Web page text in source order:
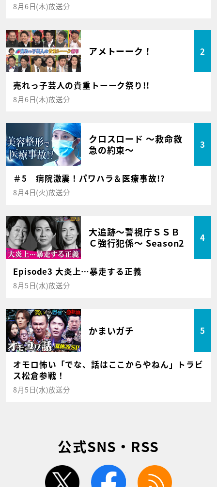
8月6日(木)放送分
アメトーーク！ 2
売れっ子芸人の貴重トーーク祭り!!
8月6日(木)放送分
クロスロード ～救命救
急の約束～
3
＃5 病院激震！パワハラ＆医療事故!?
8月4日(火)放送分
大追跡～警視庁ＳＳＢ
Ｃ強行犯係～ Season2
4
Episode3 大炎上…暴走する正義
8月5日(水)放送分
かまいガチ 5
オモロ怖い「でな、話はここからやねん」トラビ
ス松倉参戦！
8月5日(水)放送分
公式SNS・RSS
twitter facebook